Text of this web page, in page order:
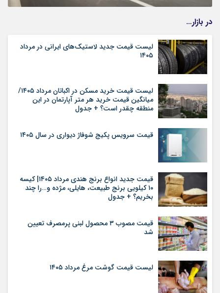
در بازار…
لیست قیمت جدید لاستیک‌های ایرانی در مرداد
۱۴۰۵
لیست قیمت خرید مسکن در اکباتان مرداد ۱۴۰۵/
میانگین قیمت خرید هر متر آپارتمان در این
منطقه چقدر است؟ + جدول
قیمت سرویس پکیج شوفاژ دیواری در سال ۱۴۰۵
قیمت جدید انواع برنج هندی مرداد ۱۴۰۵| کیسه
۱۰ کیلویی برنج طبیعت، هایلی، مژده و…را چند
بخریم؟ + جدول
قیمت مصوب ۳ محصول لبنی پرمصرف تعیین
شد
لیست قیمت گوشت مرغ مرداد ۱۴۰۵